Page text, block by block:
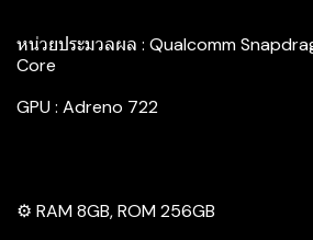
หน่วยประมวลผล : Qualcomm
Core
GPU : Adreno 722
⚙️ RAM 8GB, ROM 256GB